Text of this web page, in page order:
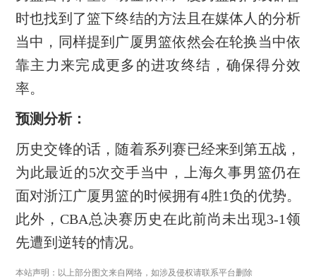
时也找到了篮下终结的方法且在媒体人的分析
当中，同样提到广厦男篮依然会在轮换当中依
靠主力来完成更多的进攻终结，确保得分效
率。
预测分析：
历史交锋的话，随着系列赛已经来到第五战，
为此最近的5次交手当中，上海久事男篮仍在
面对浙江广厦男篮的时候拥有4胜1负的优势。
此外，CBA总决赛历史在此前尚未出现3-1领
先遭到逆转的情况。
本站声明：以上部分图文来自网络，如涉及侵权请联系平台删除